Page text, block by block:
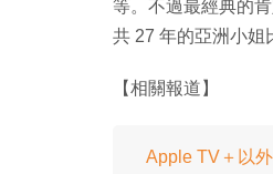
等。不過最經典的
共 27 年的亞洲小姐
【相關報道】
Apple TV＋以